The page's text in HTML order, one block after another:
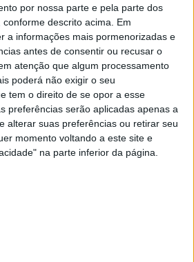
por nossa parte e pela parte dos
descrito acima. Em
a informações mais pormenorizadas e
antes de consentir ou recusar o
atenção que algum processamento
poderá não exigir o seu
tem o direito de se opor a esse
preferências serão aplicadas apenas a
alterar suas preferências ou retirar seu
momento voltando a este site e
na parte inferior da página.
TRUST IN NEWS
Visão Se7e